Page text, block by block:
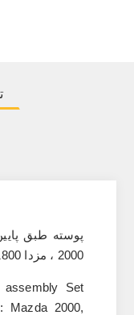
پوسته طبق
2000 ، مزدا 1800
Set
Mazda 2000,